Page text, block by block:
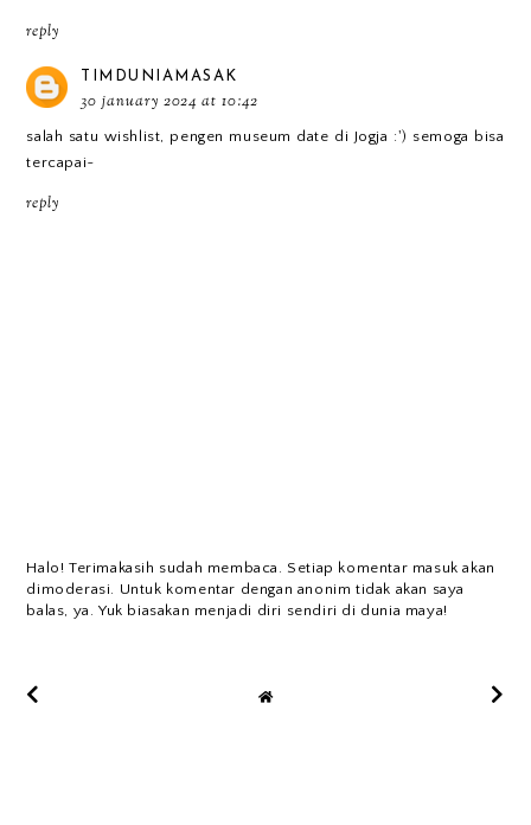
reply
TIMDUNIAMASAK
30 january 2024 at 10:42
salah satu wishlist, pengen museum date di Jogja :') semoga bisa
tercapai~
reply
Halo! Terimakasih sudah membaca. Setiap komentar masuk akan
dimoderasi. Untuk komentar dengan anonim tidak akan saya
balas, ya. Yuk biasakan menjadi diri sendiri di dunia maya!